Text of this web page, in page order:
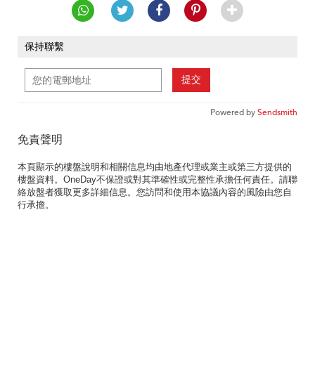
保持聯繫
提交
Powered bySendsmith
免責聲明
本頁顯示的樓盤說明和相關信息均由地產代理或業主或第三方提供的
樓盤資料。OneDay不保證或對其準確性或完整性承擔任何責任。請聯
絡放盤者獲取更多詳細信息。您訪問和使用本協議內容的風險由您自
行承擔。